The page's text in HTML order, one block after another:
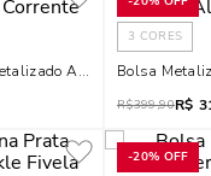
Alça Corrente
3 CORES
Bolsa
R$399,90R$
-20% OFF